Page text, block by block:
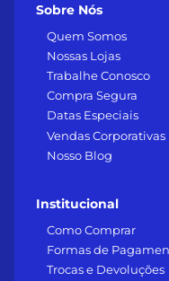
Sobre Nós
Quem Somos
Nossas Lojas
Trabalhe Conosco
Compra Segura
Datas Especiais
Vendas Corporativas
Nosso Blog
Institucional
Como Comprar
Formas de
Trocas e Devoluções